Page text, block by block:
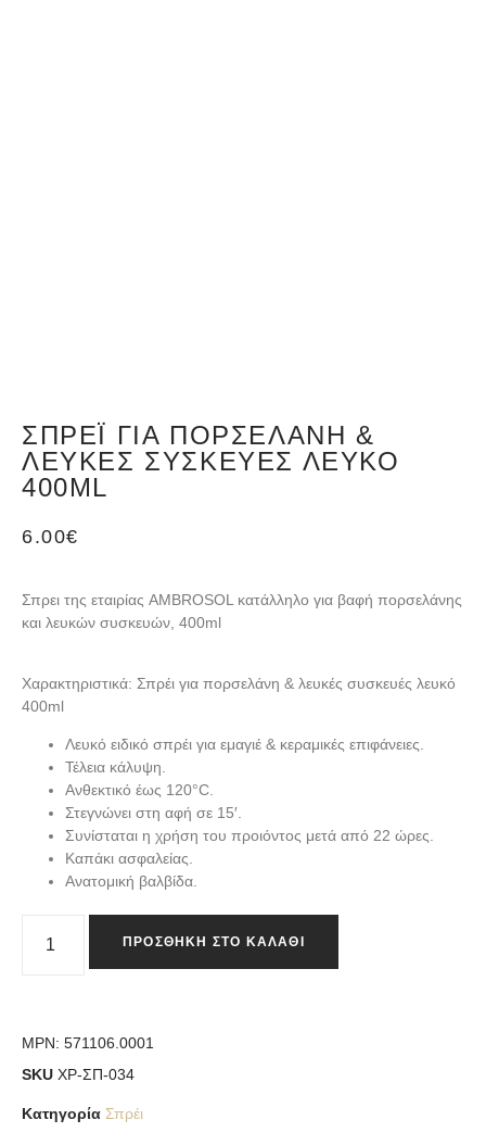
ΣΠΡΈΙ ΓΙΑ ΠΟΡΣΕΛΆΝΗ &
ΛΕΥΚΈΣ ΣΥΣΚΕΥΈΣ ΛΕΥΚΌ
400ML
6.00€
Σπρει της εταιρίας AMBROSOL κατάλληλο για βαφή πορσελάνης
και λευκών συσκευών, 400ml
Χαρακτηριστικά: Σπρέι για πορσελάνη & λευκές συσκευές λευκό
400ml
Λευκό ειδικό σπρέι για εμαγιέ & κεραμικές επιφάνειες.
Τέλεια κάλυψη.
Ανθεκτικό έως 120°C.
Στεγνώνει στη αφή σε 15′.
Συνίσταται η χρήση του προιόντος μετά από 22 ώρες.
Καπάκι ασφαλείας.
Ανατομική βαλβίδα.
ΠΡΟΣΘΉΚΗ ΣΤΟ ΚΑΛΆΘΙ
MPN: 571106.0001
SKU ΧΡ-ΣΠ-034
Κατηγορία Σπρέι